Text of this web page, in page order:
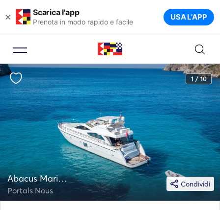
× Scarica l'app
Prenota in modo rapido e facile USA L'APP
1 / 10
Condividi
Abacus Marine 72
Portals Nous